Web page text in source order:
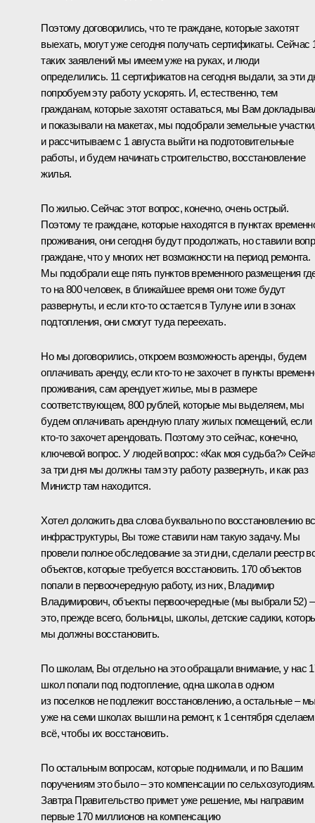
Поэтому договорились, что те граждане, которые захотят
выехать, могут уже сегодня получать сертификаты. Сейчас
таких заявлений мы имеем уже на руках, и люди
определились. 11 сертификатов на сегодня выдали, за эти
попробуем эту работу ускорять. И, естественно, тем
гражданам, которые захотят оставаться, мы Вам
и показывали на макетах, мы подобрали земельные
и рассчитываем с 1 августа выйти на подготовительные
работы, и будем начинать строительство, восстановление
жилья.
По жилью. Сейчас этот вопрос, конечно, очень острый.
Поэтому те граждане, которые находятся в пунктах
проживания, они сегодня будут продолжать, но ставили
граждане, что у многих нет возможности на период ремонта.
Мы подобрали еще пять пунктов временного размещения
то на 800 человек, в ближайшее время они тоже будут
развернуты, и если кто-то остается в Тулуне или в зонах
подтопления, они смогут туда переехать.
Но мы договорились, откроем возможность аренды, будем
оплачивать аренду, если кто-то не захочет в пункты
проживания, сам арендует жилье, мы в размере
соответствующем, 800 рублей, которые мы выделяем, мы
будем оплачивать арендную плату жилых помещений, если
кто-то захочет арендовать. Поэтому это сейчас, конечно,
ключевой вопрос. У людей вопрос: «Как моя судьба?»
за три дня мы должны там эту работу развернуть, и как раз
Министр там находится.
Хотел доложить два слова буквально по восстановлению
инфраструктуры, Вы тоже ставили нам такую задачу. Мы
провели полное обследование за эти дни, сделали реестр
объектов, которые требуется восстановить. 170 объектов
попали в первоочередную работу, из них, Владимир
Владимирович, объекты первоочередные (мы выбрали 52) –
это, прежде всего, больницы, школы, детские садики,
мы должны восстановить.
По школам, Вы отдельно на это обращали внимание, у нас
школ попали под подтопление, одна школа в одном
из поселков не подлежит восстановлению, а остальные –
уже на семи школах вышли на ремонт, к 1 сентября сделаем
всё, чтобы их восстановить.
По остальным вопросам, которые поднимали, и по Вашим
поручениям это было – это компенсации по сельхозугодиям.
Завтра Правительство примет уже решение, мы направим
первые 170 миллионов на компенсацию